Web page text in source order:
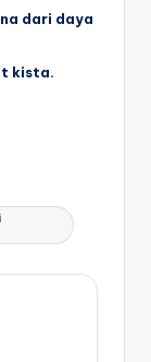
dari daya
kista.